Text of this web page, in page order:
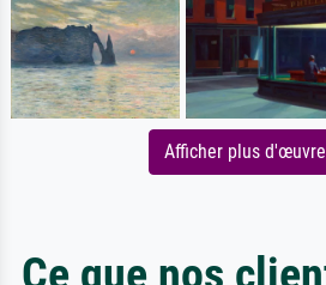
Afficher plus
Ce que nos